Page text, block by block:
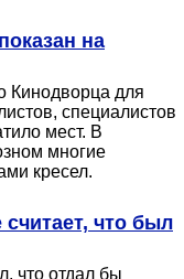
на
Кинодворца для
специалистов
мест. В
многие
кресел.
что был
что отдал бы